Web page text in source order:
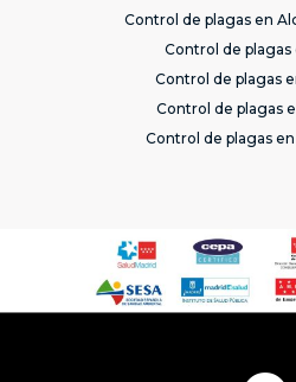
Control de plagas en
Control de
Control de plagas
Control de plagas
Control de plagas